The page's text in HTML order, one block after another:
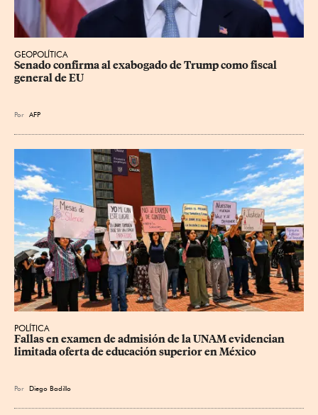
GEOPOLÍTICA
Senado confirma al exabogado de Trump como fiscal
general de EU
Por AFP
POLÍTICA
Fallas en examen de admisión de la UNAM evidencian
limitada oferta de educación superior en México
Por Diego Badillo